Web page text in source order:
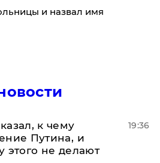
и назвал имя
к чему
Путина, и
этого не делают
19:36